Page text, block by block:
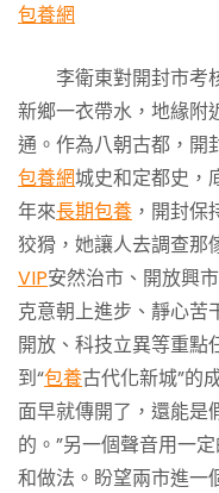
包養網
李衛東對開封市考
新鄉一衣帶水，地緣附
通。作為八朝古都，開
包養網城史和定都史，
年來長期包養 ，開封
狡猾，她讓人去調查那
VIP安然治市、開放興
克意朝上進步、靜心苦
開放、科技立異等重點
到“包養古代化新城”的
面早就傳開了，還能是
的。”另一個聲音用一
和做法。盼望兩市進一